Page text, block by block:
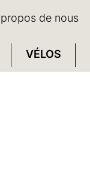
de nous
VÉLOS